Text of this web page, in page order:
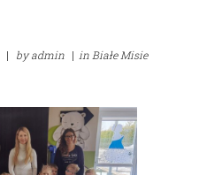
| byadmin | in Białe Misie